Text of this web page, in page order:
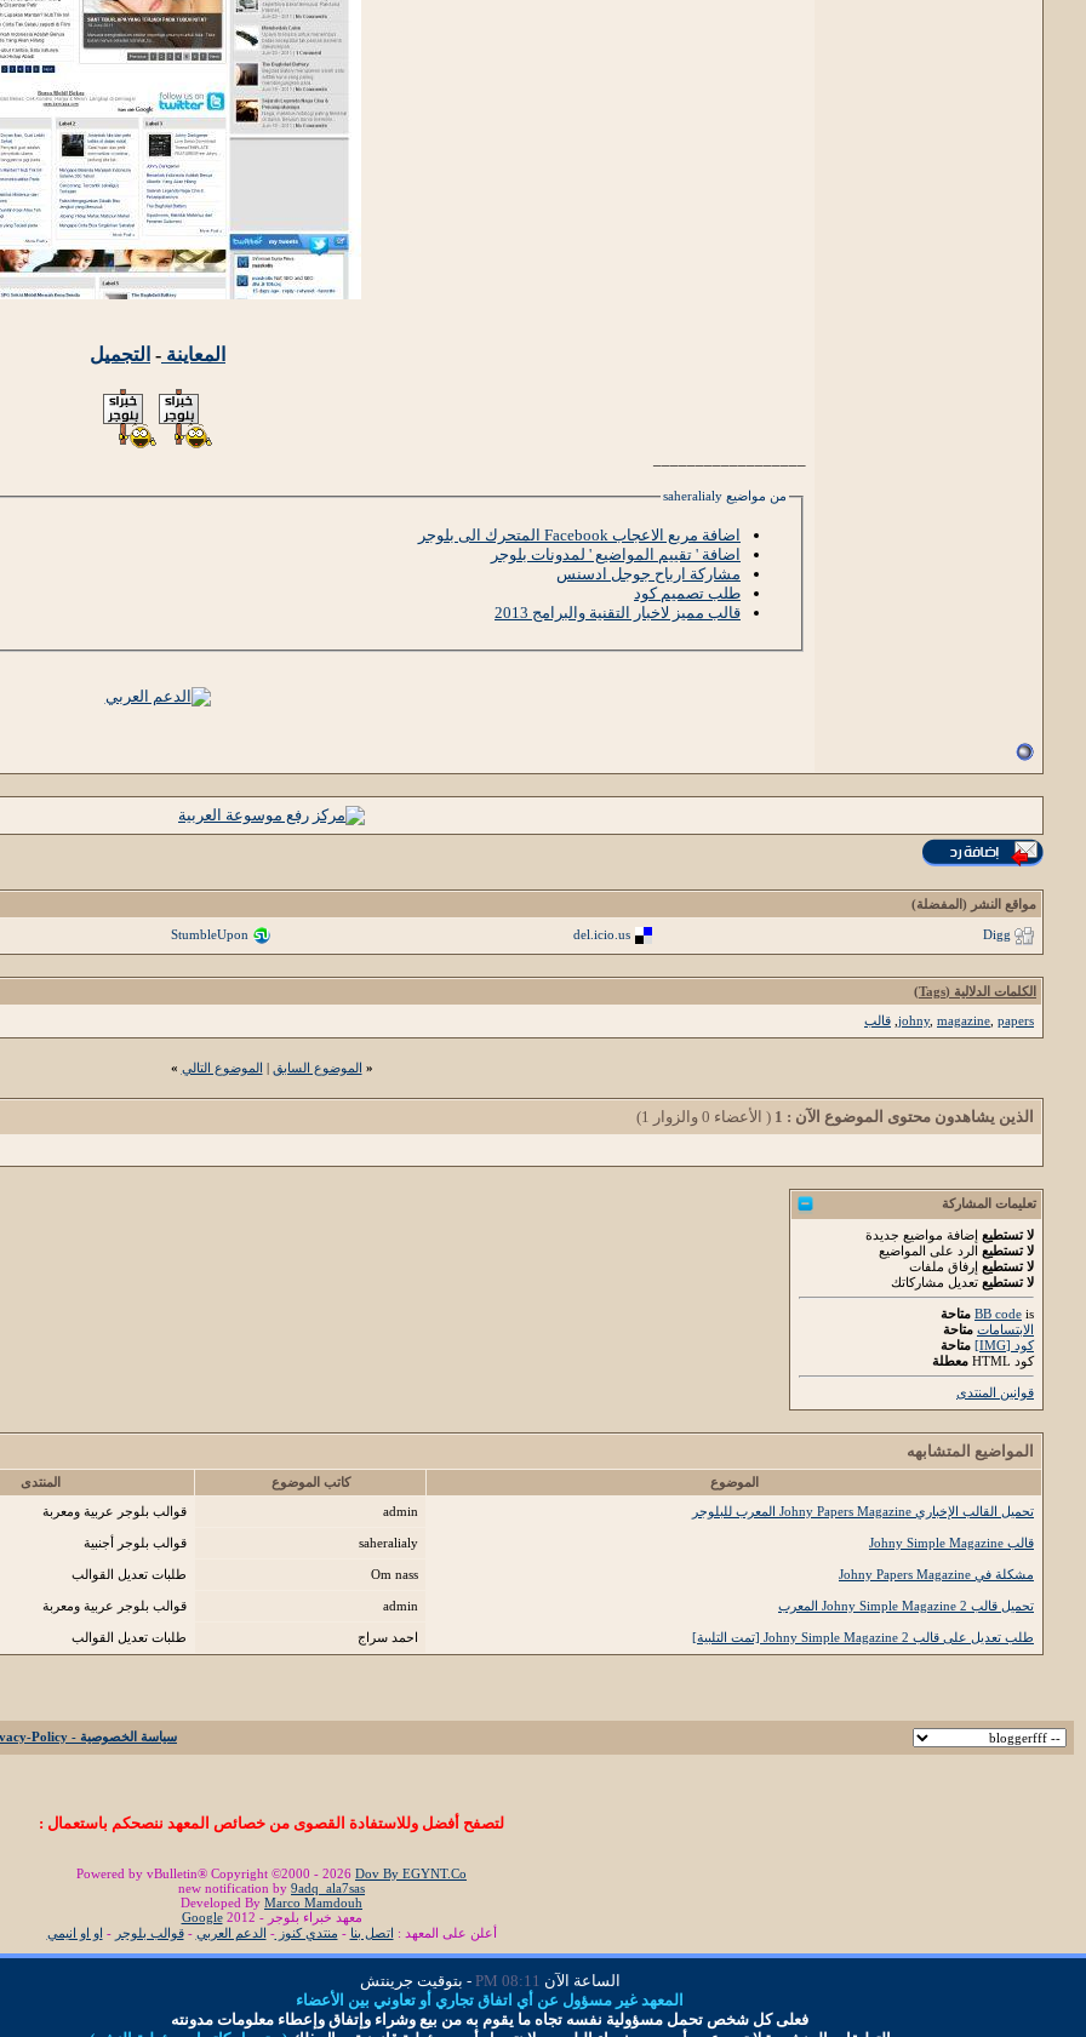
المعاينة - التجميل
من مواضيع saheralialy
اضافة مربع الاعجاب Facebook المتحرك الى بلوجر
اضافة ' تقييم المواضيع ' لمدونات بلوجر
مشاركة ارباح جوجل ادسنس
طلب تصميم كود
قالب مميز لاخبار التقنية والبرامج 2013
مواقع النشر (المفضلة)
Digg
del.icio.us
StumbleUpon
الكلمات الدلالية (Tags)
johny, magazine papers قالب
« الموضوع السابق | الموضوع التالي »
الذين يشاهدون محتوى الموضوع الآن : 1 ( الأعضاء 0 والزوار 1)
تعليمات المشاركة
لا تستطيع إضافة مواضيع جديدة
لا تستطيع الرد على المواضيع
لا تستطيع إرفاق ملفات
لا تستطيع تعديل مشاركاتك
BB code is
متاحة
الابتسامات متاحة
كود [IMG]
متاحة
كود HTML
معطلة
قوانين المنتدى
المواضيع المتشابهه
الموضوع كاتب الموضوع المنتدى
تحميل القالب الإخباري Johny Papers Magazine المعرب للبلوجر
admin قوالب بلوجر عربية ومعربة
قالب Johny Simple Magazine saheralialy قوالب بلوجر أجنبية
مشكلة في Johny Papers Magazine Om nass طلبات تعديل القوالب
تحميل قالب Johny Simple Magazine 2 المعرب admin قوالب بلوجر عربية ومعربة
طلب تعديل على قالب Johny Simple Magazine 2 [تمت التلبية] احمد سراج طلبات تعديل القوالب
سياسة الخصوصية - Privacy-Policy
لتصفح أفضل وللاستفادة القصوى من خصائص المعهد ننصحكم باستعمال :
Powered by vBulletin® Copyright ©2000 - 2026 Dov By EGYNT.Co
new notification by 9adq_ala7sas
Developed By Marco Mamdouh
معهد خبراء بلوجر - 2012
Google
أعلن على المعهد : اتصل بنا - منتدي كنوز- الدعم العربي -قوالب بلوجر - او او انيمي
الساعة الآن 08:11 PM
- بتوقيت جرينتش
المعهد غير مسؤول عن أي اتفاق تجاري أو تعاوني بين الأعضاء
فعلى كل شخص تحمل مسؤولية نفسه تجاه ما يقوم به من بيع وشراء وإتفاق و عطاء معلومات مدونته